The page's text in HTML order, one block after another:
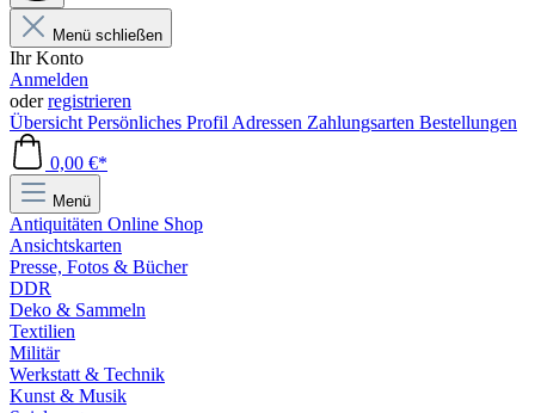
Menü schließen
Ihr Konto
Anmelden
oderregistrieren
Übersicht Persönliches Profil Adressen Zahlungsarten Bestellungen
0,00 €*
Menü
Antiquitäten Online Shop
Ansichtskarten
Presse, Fotos & Bücher
DDR
Deko & Sammeln
Textilien
Militär
Werkstatt & Technik
Kunst & Musik